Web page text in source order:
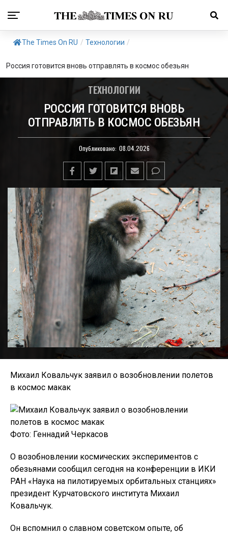
The Times On RU / Технологии /
Россия готовится вновь отправлять в космос обезьян
ТЕХНОЛОГИИ
РОССИЯ ГОТОВИТСЯ ВНОВЬ
ОТПРАВЛЯТЬ В КОСМОС ОБЕЗЬЯН
Опубликовано: 08.04.2026
Михаил Ковальчук заявил о возобновлении полетов
в космос макак
Фото: Геннадий Черкасов
О возобновлении космических экспериментов с
обезьянами сообщил сегодня на конференции в ИКИ
РАН «Наука на пилотируемых орбитальных станциях»
президент Курчатовского института Михаил
Ковальчук.
Он вспомнил о славном советском опыте, об